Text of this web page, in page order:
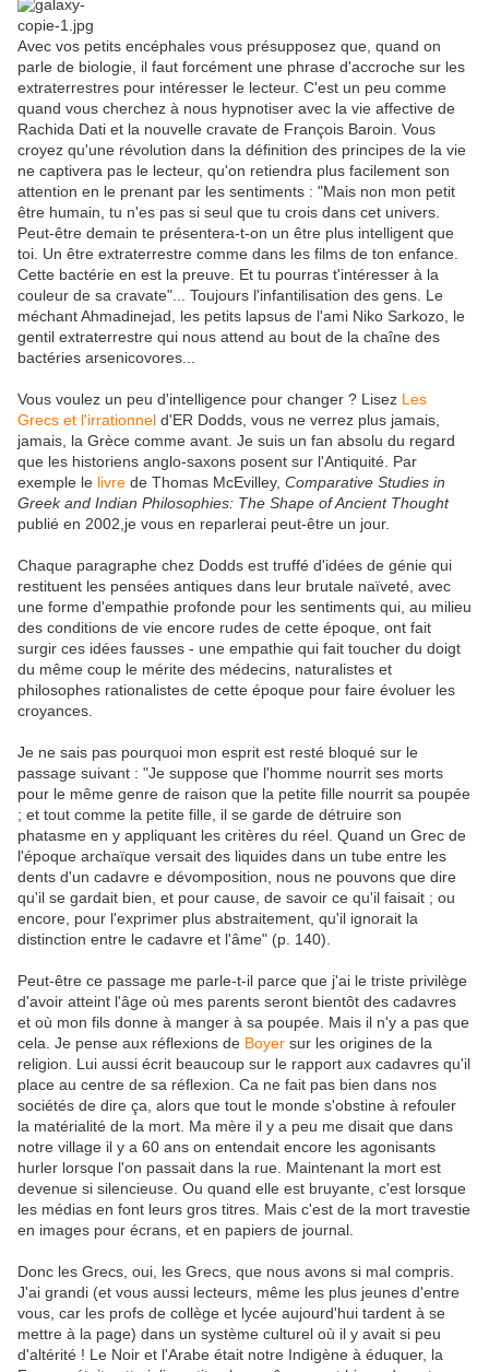
Avec vos petits encéphales vous présupposez que, quand on
parle de biologie, il faut forcément une phrase d'accroche sur les
extraterrestres pour intéresser le lecteur. C'est un peu comme
quand vous cherchez à nous hypnotiser avec la vie affective de
Rachida Dati et la nouvelle cravate de François Baroin. Vous
croyez qu'une révolution dans la définition des principes de la vie
ne captivera pas le lecteur, qu'on retiendra plus facilement son
attention en le prenant par les sentiments : "Mais non mon petit
être humain, tu n'es pas si seul que tu crois dans cet univers.
Peut-être demain te présentera-t-on un être plus intelligent que
toi. Un être extraterrestre comme dans les films de ton enfance.
Cette bactérie en est la preuve. Et tu pourras t'intéresser à la
couleur de sa cravate"... Toujours l'infantilisation des gens. Le
méchant Ahmadinejad, les petits lapsus de l'ami Niko Sarkozo, le
gentil extraterrestre qui nous attend au bout de la chaîne des
bactéries arsenicovores...
Vous voulez un peu d'intelligence pour changer ? Lisez Les
Grecs et l'irrationnel d'ER Dodds, vous ne verrez plus jamais,
jamais, la Grèce comme avant. Je suis un fan absolu du regard
que les historiens anglo-saxons posent sur l'Antiquité. Par
exemple le livre de Thomas McEvilley, Comparative Studies in
Greek and Indian Philosophies: The Shape of Ancient Thought
publié en 2002,je vous en reparlerai peut-être un jour.
Chaque paragraphe chez Dodds est truffé d'idées de génie qui
restituent les pensées antiques dans leur brutale naïveté, avec
une forme d'empathie profonde pour les sentiments qui, au milieu
des conditions de vie encore rudes de cette époque, ont fait
surgir ces idées fausses - une empathie qui fait toucher du doigt
du même coup le mérite des médecins, naturalistes et
philosophes rationalistes de cette époque pour faire évoluer les
croyances.
Je ne sais pas pourquoi mon esprit est resté bloqué sur le
passage suivant : "Je suppose que l'homme nourrit ses morts
pour le même genre de raison que la petite fille nourrit sa poupée
; et tout comme la petite fille, il se garde de détruire son
phatasme en y appliquant les critères du réel. Quand un Grec de
l'époque archaïque versait des liquides dans un tube entre les
dents d'un cadavre e dévomposition, nous ne pouvons que dire
qu'il se gardait bien, et pour cause, de savoir ce qu'il faisait ; ou
encore, pour l'exprimer plus abstraitement, qu'il ignorait la
distinction entre le cadavre et l'âme" (p. 140).
Peut-être ce passage me parle-t-il parce que j'ai le triste privilège
d'avoir atteint l'âge où mes parents seront bientôt des cadavres
et où mon fils donne à manger à sa poupée. Mais il n'y a pas que
cela. Je pense aux réflexions de Boyer sur les origines de la
religion. Lui aussi écrit beaucoup sur le rapport aux cadavres qu'il
place au centre de sa réflexion. Ca ne fait pas bien dans nos
sociétés de dire ça, alors que tout le monde s'obstine à refouler
la matérialité de la mort. Ma mère il y a peu me disait que dans
notre village il y a 60 ans on entendait encore les agonisants
hurler lorsque l'on passait dans la rue. Maintenant la mort est
devenue si silencieuse. Ou quand elle est bruyante, c'est lorsque
les médias en font leurs gros titres. Mais c'est de la mort travestie
en images pour écrans, et en papiers de journal.
Donc les Grecs, oui, les Grecs, que nous avons si mal compris.
J'ai grandi (et vous aussi lecteurs, même les plus jeunes d'entre
vous, car les profs de collège et lycée aujourd'hui tardent à se
mettre à la page) dans un système culturel où il y avait si peu
d'altérité ! Le Noir et l'Arabe était notre Indigène à éduquer, la